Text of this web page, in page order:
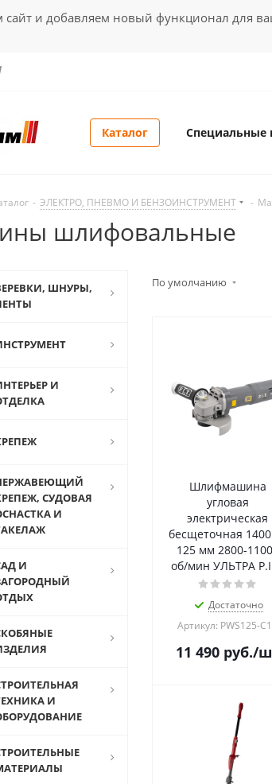
и добавляем новый функционал для
Каталог Специальные
- ЭЛЕКТРО, ПНЕВМО И БЕНЗОИНСТРУМЕНТ -
шлифовальные
По умолчанию
Шлифмашина
угловая
электрическая
бесщеточная
125 мм 2800-
об/мин
Достаточно
Артикул: PWS125-
11 490руб./
ШНУРЫ,
И
СУДОВАЯ
И
И
И